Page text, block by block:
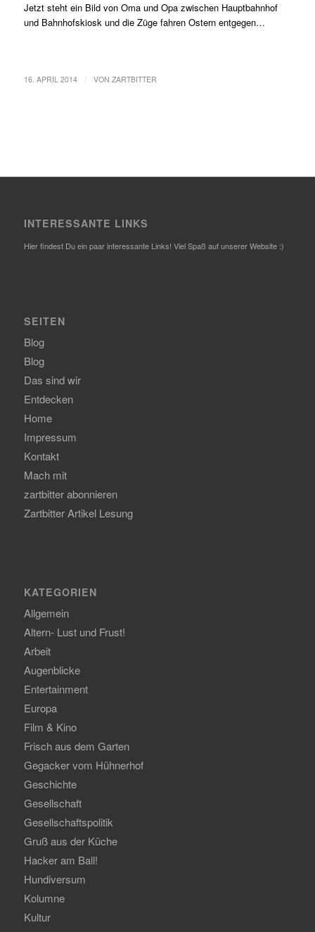
Jetzt steht ein Bild von Oma und Opa zwischen Hauptbahnhof
und Bahnhofskiosk und die Züge fahren Ostern entgegen…
16. APRIL 2014 VON ZARTBITTER
INTERESSANTE LINKS
Hier findest Du ein paar interessante Links! Viel Spaß auf unserer Website :)
SEITEN
Blog
Blog
Das sind wir
Entdecken
Home
Impressum
Kontakt
Mach mit
zartbitter abonnieren
Zartbitter Artikel Lesung
KATEGORIEN
Allgemein
Altern- Lust und Frust!
Arbeit
Augenblicke
Entertainment
Europa
Film & Kino
Frisch aus dem Garten
Gegacker vom Hühnerhof
Geschichte
Gesellschaft
Gesellschaftspolitik
Gruß aus der Küche
Hacker am Ball!
Hundiversum
Kolumne
Kultur